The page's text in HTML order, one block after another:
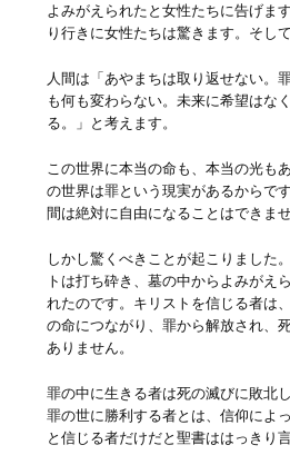
よみがえられたと女性たちに告げま
り行きに女性たちは驚きます。そし
人間は「あやまちは取り返せない。
も何も変わらない。未来に希望はな
る。」と考えます。
この世界に本当の命も、本当の光も
の世界は罪という現実があるからで
間は絶対に自由になることはできませ
しかし驚くべきことが起こりました
トは打ち砕き、墓の中からよみがえ
れたのです。キリストを信じる者は
の命につながり、罪から解放され、
ありません。
罪の中に生きる者は死の滅びに敗北
罪の世に勝利する者とは、信仰によ
と信じる者だけだと聖書ははっきり言